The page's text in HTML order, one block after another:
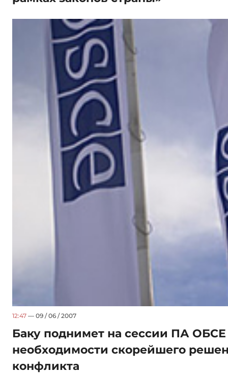
12:47 — 09 / 06 / 2007
Баку поднимет на сессии ПА ОБСЕ
необходимости скорейшего
конфликта